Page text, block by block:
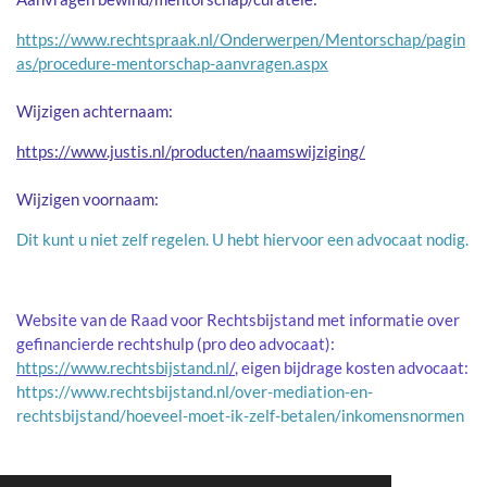
https://www.rechtspraak.nl/Onderwerpen/Mentorschap/pagin
as/procedure-mentorschap-aanvragen.aspx
Wijzigen achternaam:
https://www.justis.nl/producten/naamswijziging/
Wijzigen voornaam:
Dit kunt u niet zelf regelen. U hebt hiervoor een advocaat nodig.
Website van de Raad voor Rechtsbijstand met informatie over
gefinancierde rechtshulp (pro deo advocaat):
https://www.rechtsbijstand.nl/, eigen bijdrage kosten advocaat:
https://www.rechtsbijstand.nl/over-mediation-en-
rechtsbijstand/hoeveel-moet-ik-zelf-betalen/inkomensnormen